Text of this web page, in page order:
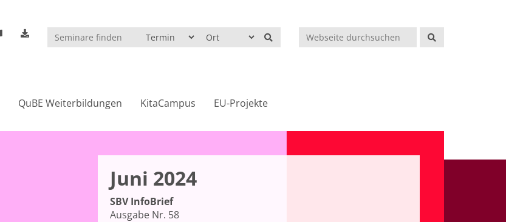
Suchen
QuBE Weiterbildungen KitaCampus EU-Projekte
Juni 2024
SBV InfoBrief
Ausgabe Nr. 58